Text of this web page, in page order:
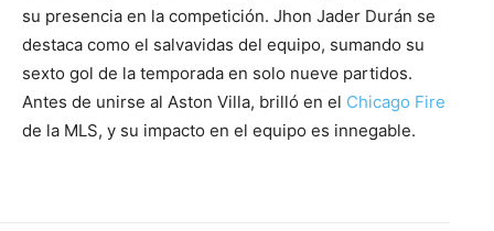
su presencia en la competición. Jhon Jader Durán se
destaca como el salvavidas del equipo, sumando su
sexto gol de la temporada en solo nueve partidos.
Antes de unirse al Aston Villa, brilló en el Chicago Fire
de la MLS, y su impacto en el equipo es innegable.